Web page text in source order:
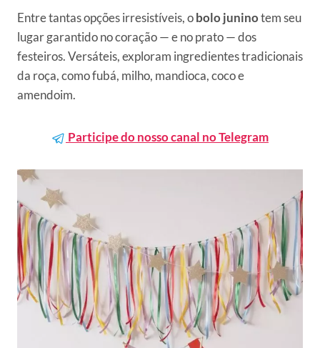
Entre tantas opções irresistíveis, obolo juninotem seu
lugar garantido no coração — e no prato — dos
festeiros. Versáteis, exploram ingredientes tradicionais
da roça, como fubá, milho, mandioca, coco e
amendoim.
Participe do nosso canal no Telegram